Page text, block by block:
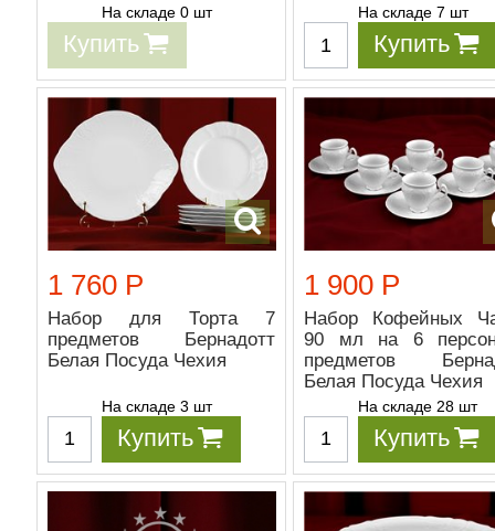
На складе 0 шт
Купить
На складе 7 шт
Купить
1 760 Р
Набор для Торта 7
предметов Бернадотт
Белая Посуда Чехия
На складе 3 шт
Купить
1 900 Р
Набор Кофейных
90 мл на 6
предметов
Белая Посуда Чехия
На складе 28 шт
Купить